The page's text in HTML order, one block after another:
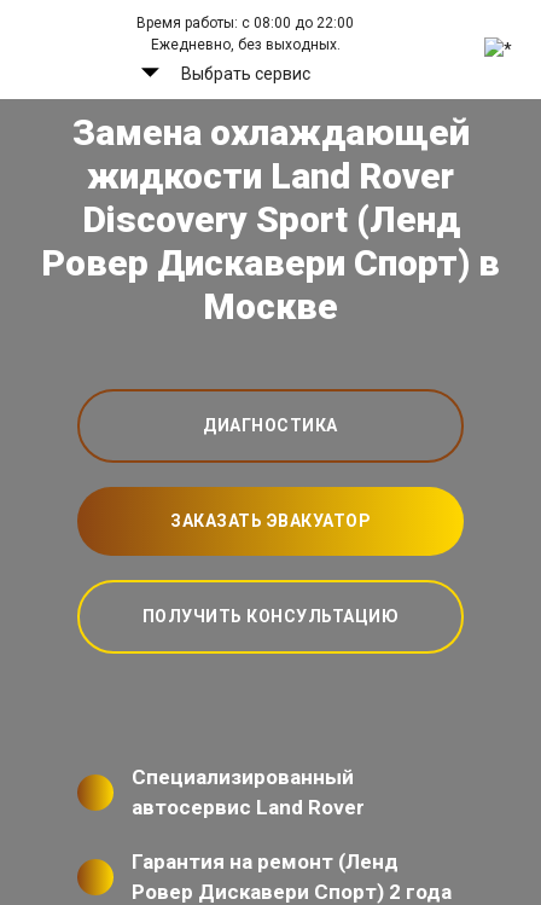
Время работы: с 08:00 до 22:00
Ежедневно, без выходных.
Выбрать сервис
Замена охлаждающей
жидкости Land Rover
Discovery Sport (Ленд
Ровер Дискавери Спорт) в
Москве
ДИАГНОСТИКА
ЗАКАЗАТЬ ЭВАКУАТОР
ПОЛУЧИТЬ КОНСУЛЬТАЦИЮ
Специализированный
автосервис Land Rover
Гарантия на ремонт (Ленд
Ровер Дискавери Спорт) 2 года